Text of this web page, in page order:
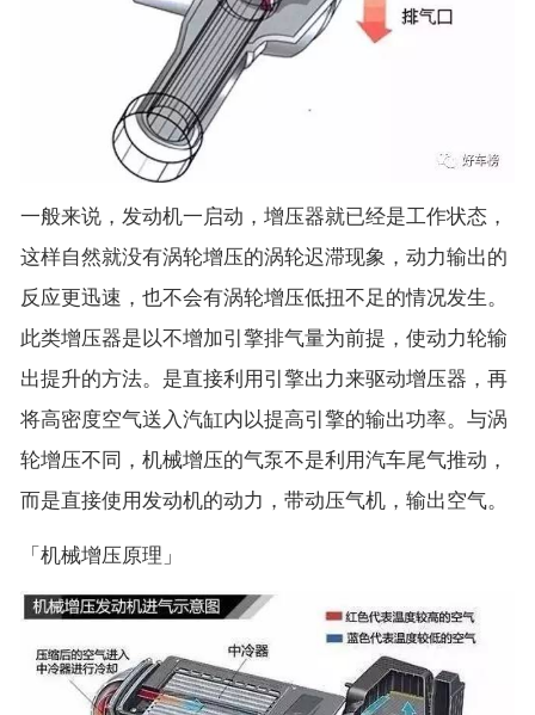
一般来说，发动机一启动，增压器就已经是工作状态，
这样自然就没有涡轮增压的涡轮迟滞现象，动力输出的
反应更迅速，也不会有涡轮增压低扭不足的情况发生。
此类增压器是以不增加引擎排气量为前提，使动力轮输
出提升的方法。是直接利用引擎出力来驱动增压器，再
将高密度空气送入汽缸内以提高引擎的输出功率。与涡
轮增压不同，机械增压的气泵不是利用汽车尾气推动，
而是直接使用发动机的动力，带动压气机，输出空气。
「机械增压原理」